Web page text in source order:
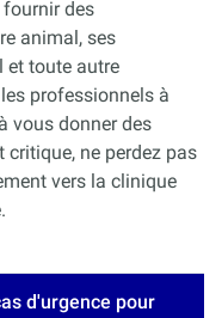
fournir des
animal, ses
et toute autre
professionnels à
vous donner des
critique, ne perdez pas
vers la clinique
d'urgence pour